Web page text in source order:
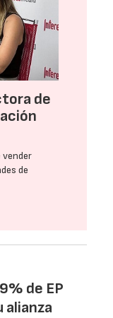
de
vender
de
de EP
alianza